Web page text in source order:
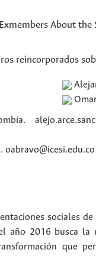
About
reincorporados
sociales
año 2016 busca
que